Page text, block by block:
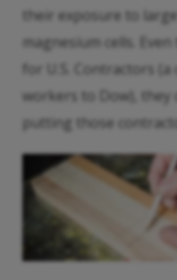
their exposure to
magnesium cells.
for U.S. Contractors
workers to Dow), they
putting those